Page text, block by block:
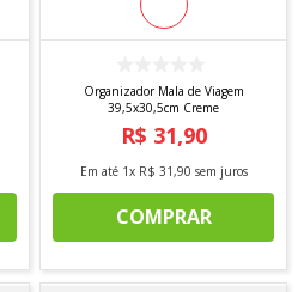
Organizador Mala de Viagem
39,5x30,5cm Creme
R$ 31,90
Em até 1x R$ 31,90 sem juros
COMPRAR